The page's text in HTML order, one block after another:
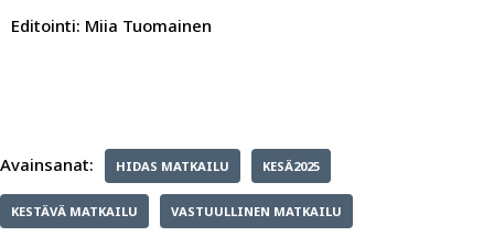
Editointi: Miia Tuomainen
Avainsanat: HIDAS MATKAILU KESÄ2025
KESTÄVÄ MATKAILU VASTUULLINEN MATKAILU